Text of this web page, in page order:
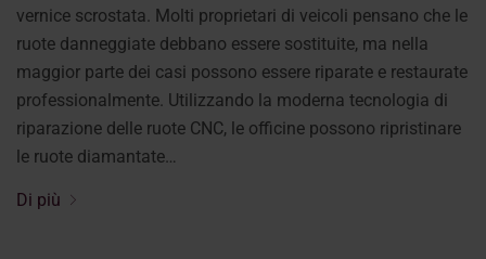
vernice scrostata. Molti proprietari di veicoli pensano che le
ruote danneggiate debbano essere sostituite, ma nella
maggior parte dei casi possono essere riparate e restaurate
professionalmente. Utilizzando la moderna tecnologia di
riparazione delle ruote CNC, le officine possono ripristinare
le ruote diamantate…
Di più